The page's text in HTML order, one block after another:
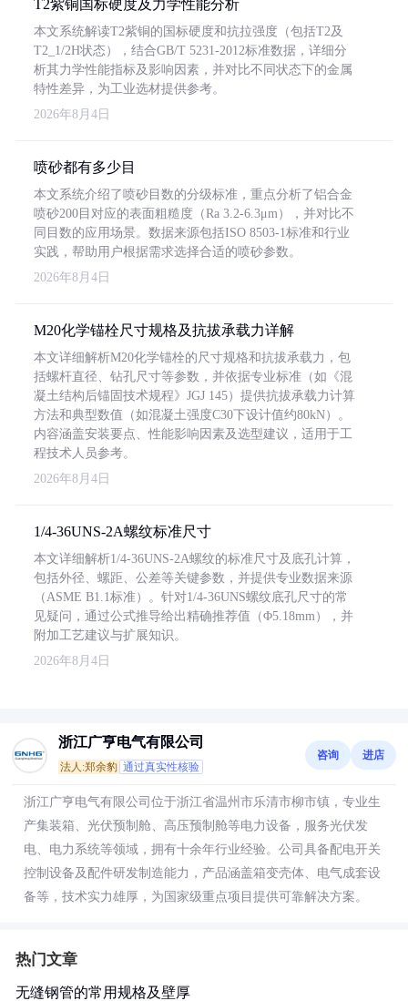
T2紫铜国标硬度及力学性能分析
本文系统解读T2紫铜的国标硬度和抗拉强度（包括T2及
T2_1/2H状态），结合GB/T 5231-2012标准数据，详细分
析其力学性能指标及影响因素，并对比不同状态下的金属
特性差异，为工业选材提供参考。
2026年8月4日
喷砂都有多少目
本文系统介绍了喷砂目数的分级标准，重点分析了铝合金
喷砂200目对应的表面粗糙度（Ra 3.2-6.3μm），并对比不
同目数的应用场景。数据来源包括ISO 8503-1标准和行业
实践，帮助用户根据需求选择合适的喷砂参数。
2026年8月4日
M20化学锚栓尺寸规格及抗拔承载力详解
本文详细解析M20化学锚栓的尺寸规格和抗拔承载力，包
括螺杆直径、钻孔尺寸等参数，并依据专业标准（如《混
凝土结构后锚固技术规程》JGJ 145）提供抗拔承载力计算
方法和典型数值（如混凝土强度C30下设计值约80kN）。
内容涵盖安装要点、性能影响因素及选型建议，适用于工
程技术人员参考。
2026年8月4日
1/4-36UNS-2A螺纹标准尺寸
本文详细解析1/4-36UNS-2A螺纹的标准尺寸及底孔计算，
包括外径、螺距、公差等关键参数，并提供专业数据来源
（ASME B1.1标准）。针对1/4-36UNS螺纹底孔尺寸的常
见疑问，通过公式推导给出精确推荐值（Φ5.18mm），并
附加工艺建议与扩展知识。
2026年8月4日
浙江广亨电气有限公司
法人:郑余豹 通过真实性核验
咨询 进店
浙江广亨电气有限公司位于浙江省温州市乐清市柳市镇，专业生
产集装箱、光伏预制舱、高压预制舱等电力设备，服务光伏发
电、电力系统等领域，拥有十余年行业经验。公司具备配电开关
控制设备及配件研发制造能力，产品涵盖箱变壳体、电气成套设
备等，技术实力雄厚，为国家级重点项目提供可靠解决方案。
热门文章
无缝钢管的常用规格及壁厚